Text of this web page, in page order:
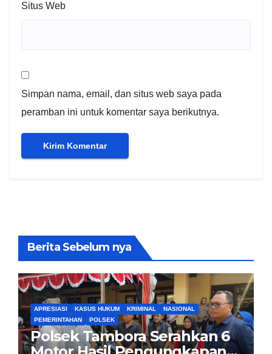
Situs Web
Simpan nama, email, dan situs web saya pada
peramban ini untuk komentar saya berikutnya.
Berita Sebelum nya
APRESIASI KASUS HUKUM KRIMINAL
NASIONAL
PEMERINTAHAN
POLSEK
Polsek Tambora Serahkan 6